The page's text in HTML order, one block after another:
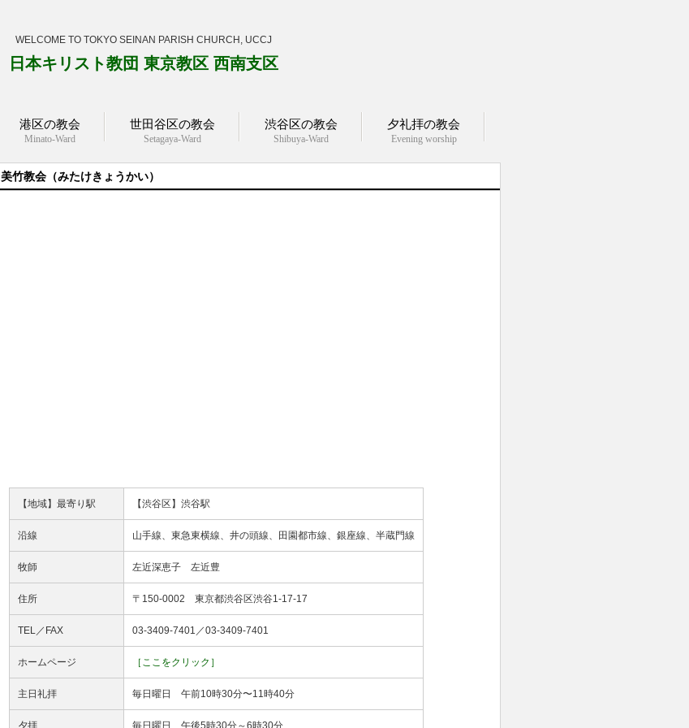
WELCOME TO TOKYO SEINAN PARISH CHURCH, UCCJ
日本キリスト教団 東京教区 西南支区
港区の教会
Minato-Ward
世田谷区の教会
Setagaya-Ward
渋谷区の教会
Shibuya-Ward
夕礼拝の教会
Evening worship
美竹教会（みたけきょうかい）
【地域】最寄り駅 【渋谷区】渋谷駅
沿線 山手線、東急東横線、井の頭線、田園都市線、銀座線、半蔵門線
牧師 左近深恵子 左近豊
住所 〒150-0002 東京都渋谷区渋谷1-17-17
TEL／FAX 03-3409-7401／03-3409-7401
ホームページ ［ここをクリック］
主日礼拝 毎日曜日 午前10時30分〜11時40分
夕拝 毎日曜日 午後5時30分～6時30分